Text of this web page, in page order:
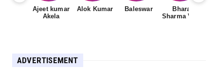
Ajeet kumar
Akela
Alok Kumar Baleswar
Bharat
Sharma Vyas
ADVERTISEMENT